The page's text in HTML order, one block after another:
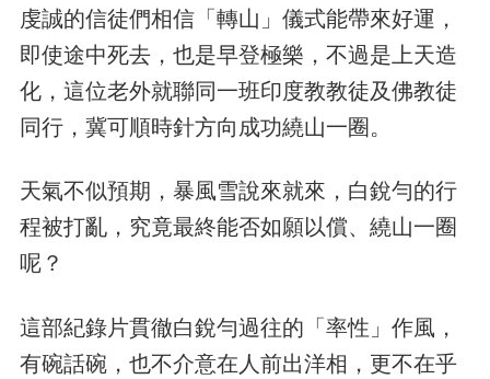
虔誠的信徒們相信「轉山」儀式能帶來好運，
即使途中死去，也是早登極樂，不過是上天造
化，這位老外就聯同一班印度教教徒及佛教徒
同行，冀可順時針方向成功繞山一圈。
天氣不似預期，暴風雪說來就來，白銳勻的行
程被打亂，究竟最終能否如願以償、繞山一圈
呢？
這部紀錄片貫徹白銳勻過往的「率性」作風，
有碗話碗，也不介意在人前出洋相，更不在乎